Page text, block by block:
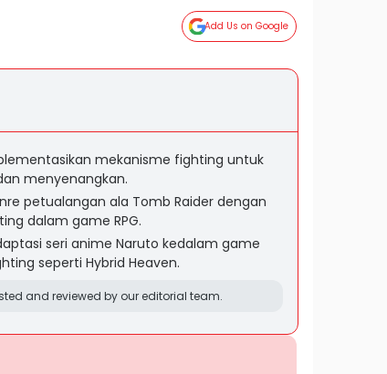
Add Us on Google
mekanisme fighting untuk
menyenangkan.
petualangan ala Tomb Raider dengan
dalam game RPG.
seri anime Naruto kedalam game
seperti Hybrid Heaven.
and reviewed by our editorial team.